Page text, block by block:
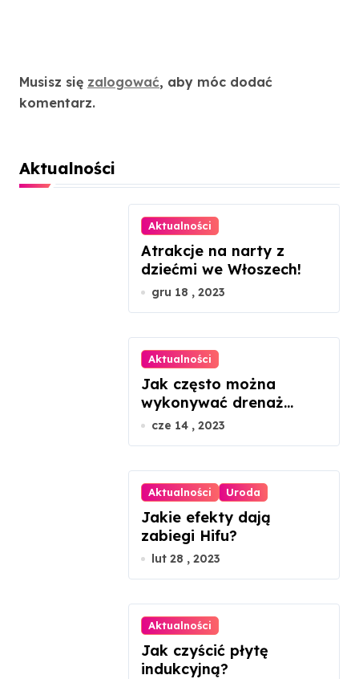
Musisz się zalogować, aby móc dodać
komentarz.
Aktualności
Aktualności
Atrakcje na narty z
dziećmi we Włoszech!
gru 18 , 2023
Aktualności
Jak często można
wykonywać drenaż
limfatyczny twarzy?
cze 14 , 2023
Aktualności Uroda
Jakie efekty dają
zabiegi Hifu?
lut 28 , 2023
Aktualności
Jak czyścić płytę
indukcyjną?